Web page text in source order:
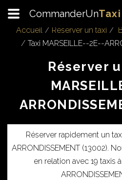
CommanderUnTaxi
Accueil Réserver un taxi
Taxi MARSEILLE--2E--
Réserver
Réserver rapidement un
ARRONDISSEMENT (13002).
en relation avec 19 taxis